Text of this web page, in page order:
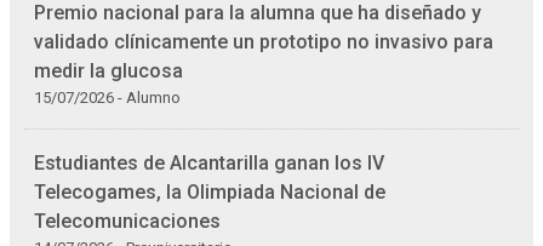
Premio nacional para la alumna que ha diseñado y
validado clínicamente un prototipo no invasivo para
medir la glucosa
15/07/2026 - Alumno
Estudiantes de Alcantarilla ganan los IV
Telecogames, la Olimpiada Nacional de
Telecomunicaciones